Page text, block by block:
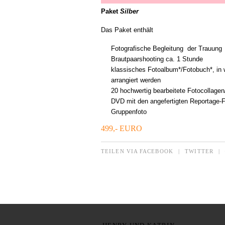
Paket Silber
Das Paket enthält
Fotografische Begleitung der
Brautpaarshooting ca. 1 Stunde
klassisches Fotoalbum*/Fotobuch*, in
arrangiert werden
20 hochwertig bearbeitete
DVD mit den angefertigten
Gruppenfoto
499,- EURO
TEILEN VIA FACEBOOK | TWITTER |